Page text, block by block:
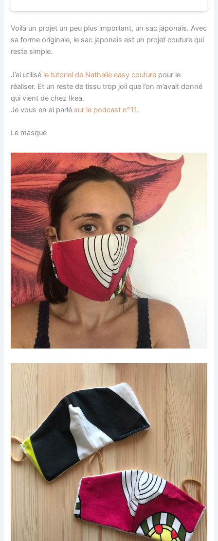
Voilà un projet un peu plus important, un sac japonais. Avec
sa forme originale, le sac japonais est un projet couture qui
reste simple.
J’ai utilisé le tutoriel de Nathalie easy couture pour le
réaliser. Et un reste de tissu trop joli que l’on m’avait donné
qui vient de chez Ikea.
Je vous en ai parlé sur le podcast n°11.
Le masque